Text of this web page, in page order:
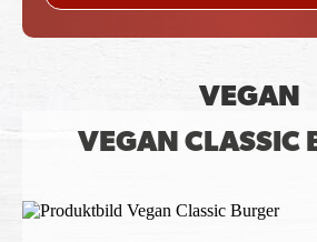
VEGAN
VEGAN CLASSIC